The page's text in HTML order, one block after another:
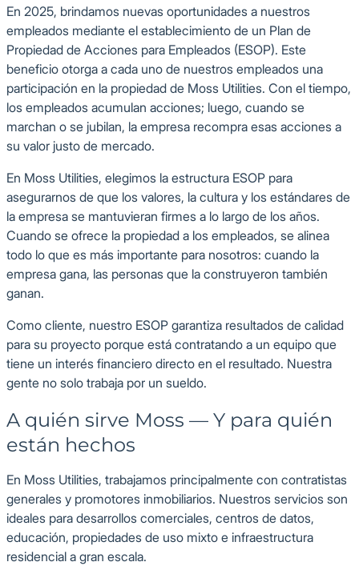
En 2025, brindamos nuevas oportunidades a nuestros
empleados mediante el establecimiento de un Plan de
Propiedad de Acciones para Empleados (ESOP). Este
beneficio otorga a cada uno de nuestros empleados una
participación en la propiedad de Moss Utilities. Con el tiempo,
los empleados acumulan acciones; luego, cuando se
marchan o se jubilan, la empresa recompra esas acciones a
su valor justo de mercado.
En Moss Utilities, elegimos la estructura ESOP para
asegurarnos de que los valores, la cultura y los estándares de
la empresa se mantuvieran firmes a lo largo de los años.
Cuando se ofrece la propiedad a los empleados, se alinea
todo lo que es más importante para nosotros: cuando la
empresa gana, las personas que la construyeron también
ganan.
Como cliente, nuestro ESOP garantiza resultados de calidad
para su proyecto porque está contratando a un equipo que
tiene un interés financiero directo en el resultado. Nuestra
gente no solo trabaja por un sueldo.
A quién sirve Moss — Y para quién
están hechos
En Moss Utilities, trabajamos principalmente con contratistas
generales y promotores inmobiliarios. Nuestros servicios son
ideales para desarrollos comerciales, centros de datos,
educación, propiedades de uso mixto e infraestructura
residencial a gran escala.